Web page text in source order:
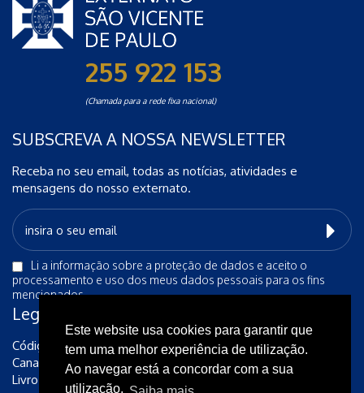
Este website usa cookies para garantir que
tem uma melhor experiência de utilização.
Ao navegar está a concordar com a sua
utilização.
255 922 153
(Chamada para a rede fixa nacional)
SUBSCREVA A NOSSA NEWSLETTER
Receba no seu email, todas as notícias, atividades e
mensagens do nosso externato.
Li a informação sobre a proteção de dados e aceito o
processamento e uso dos meus dados pessoais para os fins
mencionados.
Legais
Código de Conduta Ética
Canal de Denúncias
Livro de reclamações